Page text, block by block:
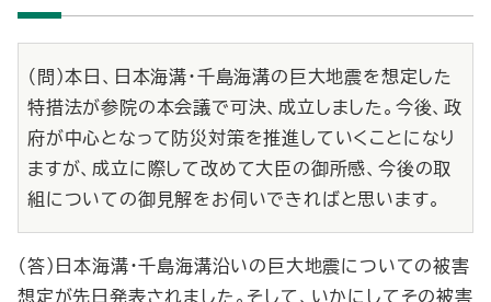
（問）本日、日本海溝・千島海溝の巨大地震を想定した
特措法が参院の本会議で可決、成立しました。今後、政
府が中心となって防災対策を推進していくことになり
ますが、成立に際して改めて大臣の御所感、今後の取
組についての御見解をお伺いできればと思います。
（答）日本海溝・千島海溝沿いの巨大地震についての被害
想定が先日発表されました。そして、いかにしてその被害